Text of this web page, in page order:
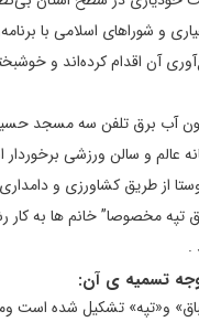
و شوراهای اسلامی با
آن اقدام کرده‌اند و
آب برق تلفن سه مسجد
عالم و سالن ورزشی
از طریق کشاورزی و
تپه مخصوصا” خانم ها به کار
.
تسمیه ی آن:
و«تپه» تشکیل شده است